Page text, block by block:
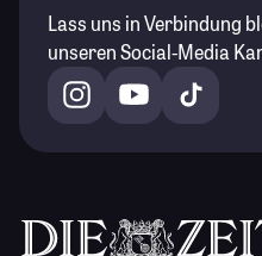
Lass uns in Verbindung
unseren Social-Media